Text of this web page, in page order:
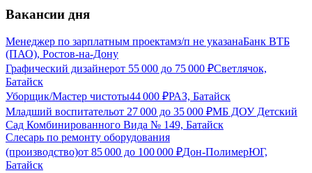
Вакансии дня
Менеджер по зарплатным проектамз/п не указанаБанк ВТБ
(ПАО), Ростов-на-Дону
Графический дизайнерот 55 000 до 75 000 ₽Светлячок,
Батайск
Уборщик/Мастер чистоты44 000 ₽РАЗ, Батайск
Младший воспитательот 27 000 до 35 000 ₽МБ ДОУ Детский
Сад Комбинированного Вида № 149, Батайск
Слесарь по ремонту оборудования
(производство)от 85 000 до 100 000 ₽Дон-ПолимерЮГ,
Батайск